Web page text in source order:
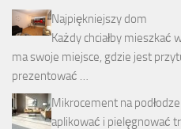
Najpiękniejszy dom
Każdy chciałby
ma swoje miejsce, gdzie jest
prezentować …
Mikrocement na
aplikować i pielęgnować